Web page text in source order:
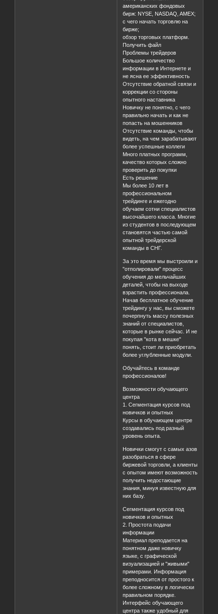
американских фондовых
бирж: NYSE, NASDAQ, AMEX;
с чего начать торговлю на
бирже;
обзор торговых платформ.
Получить файл
Проблемы трейдеров
Большое количество
информации в Интернете и
не ясна ее эффективность
Отсутствие обратной связи и
коррекции со стороны
опытного наставника
Новичку не понятно, с чего
правильно начать и как не
попасть на мошенников
Отсутствие команды, чтобы
видеть, на чем зарабатывают
более успешные коллеги
Много платных программ,
качество которых сложно
проверить до покупки
Есть решение
Мы более 10 лет в
профессиональном
трейдинге и ежегодно
обучаем сотни специалистов
высочайшего класса. Многие
из студентов в последующем
становятся частью самой
опытной трейдерской
команды в СНГ.
За это время мы выстроили и
"отполировали" процесс
обучения до мельчайших
деталей, чтобы на выходе
взрастить профессионала.
Начав бесплатное обучение
трейдингу у нас, вы сможете
почерпнуть массу полезных
знаний от специалистов,
которые в рынке сейчас. И не
покупая "кота в мешке"
понять, стоит ли приобретать
более углубленные модули.
Обучайтесь в команде
профессионалов!
Возможности обучающего
центра
1. Сегментация курсов под
новичков и опытных
Курсы в обучающем центре
создавались под разный
уровень опыта.
Новички смогут с самых азов
разобраться в сфере
биржевой торговли, а клиенты
с опытом имеют возможность
получить недостающие
знания, минуя известную для
них базу.
Сегментация курсов под
новичков и опытных
2. Простота подачи
информации
Материал преподается на
понятном даже новичку
языке, с графической
визуализацией и "живыми"
примерами. Информация
преподносится от простого к
более сложному в логически
правильном порядке.
Интерфейс обучающего
центра также удобный для